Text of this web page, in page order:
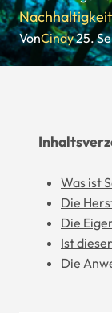
Nachhaltigkeit
VonCindy25.
Was ist
Die
Die
Ist
Die